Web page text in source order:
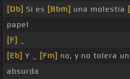
[Db] Si es [Bbm] una molestia
papel
[F]
[Eb] Y _ [Fm] no, y no tolera
absurda